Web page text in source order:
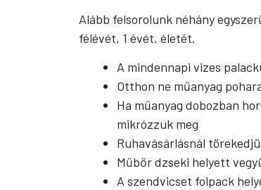
Alább felsorolunk néhány
félévét, 1 évét, életét.
A mindennapi vizes
Otthon ne műanyag
Ha műanyag dobozban
mikrózzuk meg
Ruhavásárlásnál
Műbőr dzseki helyett
A szendvicset folpack